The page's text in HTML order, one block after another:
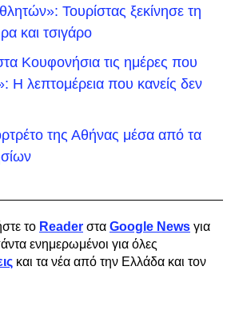
Τουρίστας ξεκίνησε τη
και τσιγάρο
Κουφονήσια τις ημέρες που
Η λεπτομέρεια που κανείς δεν
της Αθήνας μέσα από τα
το Reader στα Google News για
ενημερωμένοι για όλες
και τα νέα από την Ελλάδα και τον